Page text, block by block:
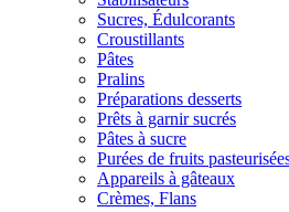
Sucres, Édulcorants
Croustillants
Pâtes
Pralins
Préparations desserts
Prêts à garnir sucrés
Pâtes à sucre
Purées de fruits
Appareils à gâteaux
Crèmes, Flans